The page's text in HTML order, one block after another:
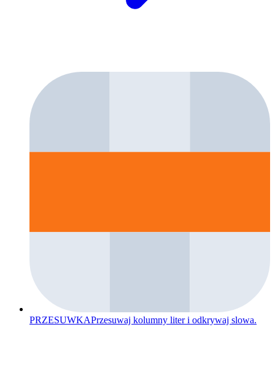
PRZESUWKAPrzesuwaj kolumny liter i odkrywaj slowa.